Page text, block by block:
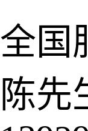
全国
陈先